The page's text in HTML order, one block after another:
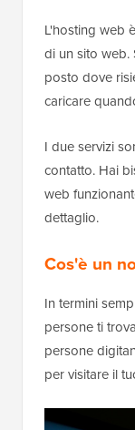
L'hosting web
di un sito web.
posto dove
caricare
I due servizi
contatto. Hai
web
dettaglio.
Cos'è un
In termini
persone ti
persone
per visitare il